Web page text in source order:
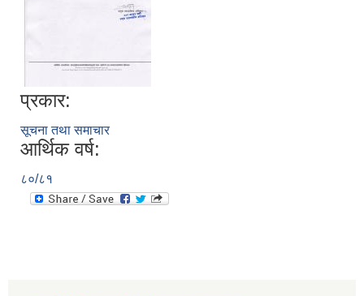
प्रकार:
सूचना तथा समाचार
आर्थिक वर्ष:
८०/८१